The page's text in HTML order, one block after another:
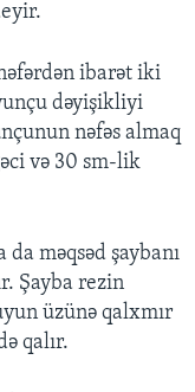
ibarət iki
dəyişikliyi
nəfəs almaq
və 30 sm-lik
məqsəd şaybanı
Şayba rezin
üzünə qalxmır
qalır.